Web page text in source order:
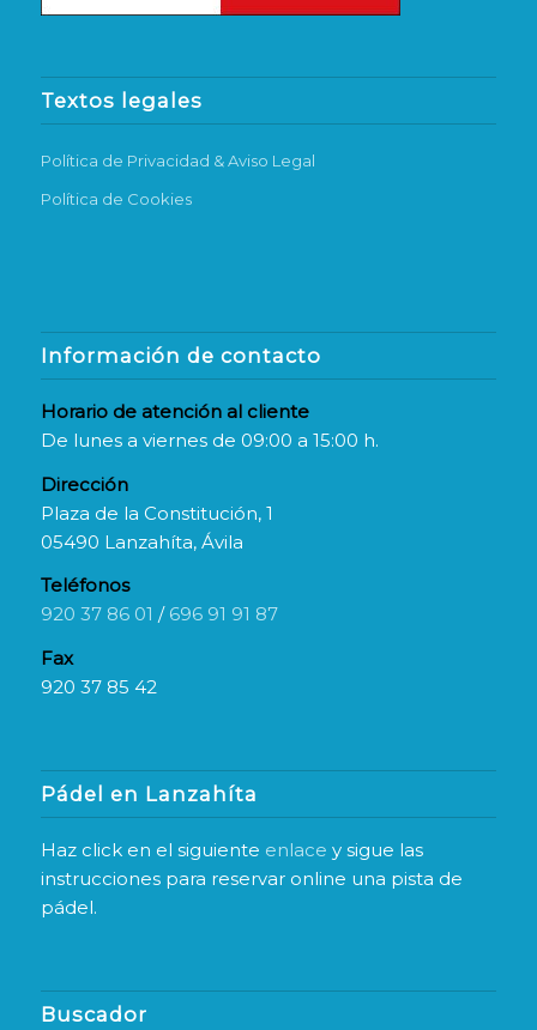
Textos legales
Política de Privacidad & Aviso Legal
Política de Cookies
Información de contacto
Horario de atención al cliente
De lunes a viernes de 09:00 a 15:00 h.
Dirección
Plaza de la Constitución, 1
05490 Lanzahíta, Ávila
Teléfonos
920 37 86 01 / 696 91 91 87
Fax
920 37 85 42
Pádel en Lanzahíta
Haz click en el siguiente enlace y sigue las
instrucciones para reservar online una pista de
pádel.
Buscador